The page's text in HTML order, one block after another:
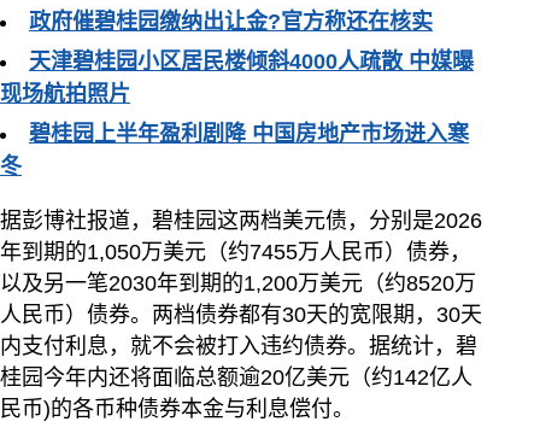
政府催碧桂园缴纳出让金?官方称还在核实
天津碧桂园小区居民楼倾斜4000人疏散 中媒曝
现场航拍照片
碧桂园上半年盈利剧降 中国房地产市场进入寒
冬
据彭博社报道，碧桂园这两档美元债，分别是2026
年到期的1,050万美元（约7455万人民币）债券，
以及另一笔2030年到期的1,200万美元（约8520万
人民币）债券。两档债券都有30天的宽限期，30天
内支付利息，就不会被打入违约债券。据统计，碧
桂园今年内还将面临总额逾20亿美元（约142亿人
民币)的各币种债券本金与利息偿付。